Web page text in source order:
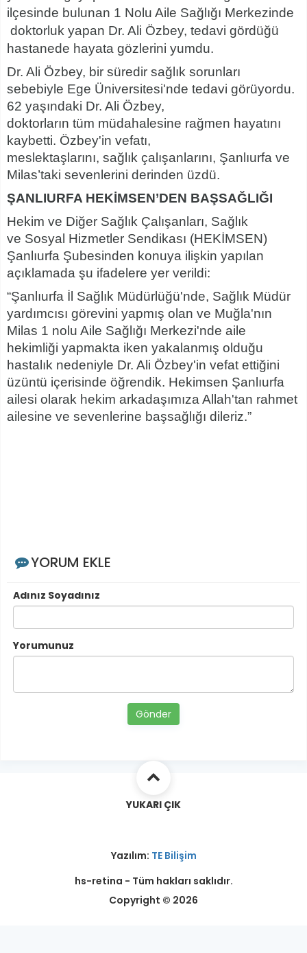
ilçesinde bulunan 1 Nolu Aile Sağlığı Merkezinde
doktorluk yapan Dr. Ali Özbey, tedavi gördüğü
hastanede hayata gözlerini yumdu.
Dr. Ali Özbey, bir süredir sağlık sorunları
sebebiyle Ege Üniversitesi'nde tedavi görüyordu.
62 yaşındaki Dr. Ali Özbey,
doktorların tüm müdahalesine rağmen hayatını
kaybetti. Özbey'in vefatı,
meslektaşlarını, sağlık çalışanlarını, Şanlıurfa ve
Milas’taki sevenlerini derinden üzdü.
ŞANLIURFA HEKİMSEN’DEN BAŞSAĞLIĞI
Hekim ve Diğer Sağlık Çalışanları, Sağlık
ve Sosyal Hizmetler Sendikası (HEKİMSEN)
Şanlıurfa Şubesinden konuya ilişkin yapılan
açıklamada şu ifadelere yer verildi:
“Şanlıurfa İl Sağlık Müdürlüğü'nde, Sağlık Müdür
yardımcısı görevini yapmış olan ve Muğla'nın
Milas 1 nolu Aile Sağlığı Merkezi'nde aile
hekimliği yapmakta iken yakalanmış olduğu
hastalık nedeniyle Dr. Ali Özbey'in vefat ettiğini
üzüntü içerisinde öğrendik. Hekimsen Şanlıurfa
ailesi olarak hekim arkadaşımıza Allah'tan rahmet
ailesine ve sevenlerine başsağlığı dileriz.”
YORUM EKLE
Adınız Soyadınız
Yorumunuz
Gönder
YUKARI ÇIK
Yazılım: TE Bilişim
hs-retina - Tüm hakları saklıdır.
Copyright © 2026